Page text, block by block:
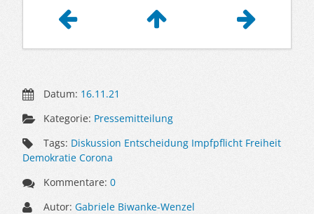
Datum: 16.11.21
Kategorie: Pressemitteilung
Tags: Diskussion Entscheidung Impfpflicht Freiheit
Demokratie Corona
Kommentare:0
Autor:Gabriele Biwanke-Wenzel